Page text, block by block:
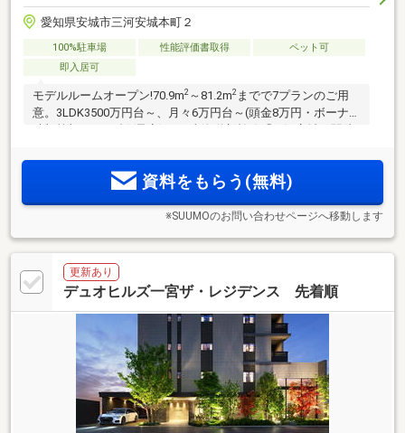
愛知県安城市三河安城本町２
100%駐車場 性能評価書取得
ペット可
即入居可
モデルルームオープン!70.9m2 ～81.2m2 までで7プランのご用
意。3LDK3500万円台～、月々6万円台～(頭金8万円・ボーナス
内駐車場100％完備
資料をもらう(無料)
※SUUMOのお問い合わせページへ移動します
更新あり
デュオヒルズ一宮ザ・レジデンス 先着順